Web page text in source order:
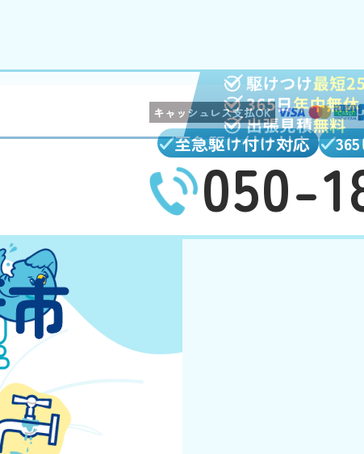
キャッシュレス支払OK
至急駆け付け対応
050-